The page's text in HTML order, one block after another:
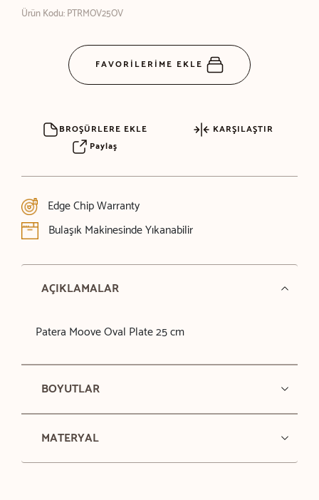
Ürün Kodu: PTRMOV25OV
FAVORİLERİME EKLE
BROŞÜRLERE EKLE
KARŞILAŞTIR
Paylaş
Edge Chip Warranty
Bulaşık Makinesinde Yıkanabilir
AÇIKLAMALAR
Patera Moove Oval Plate 25 cm
BOYUTLAR
MATERYAL